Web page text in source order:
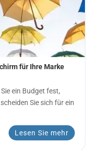
für Ihre Marke
ein Budget fest,
Sie sich für ein
Lesen Sie mehr